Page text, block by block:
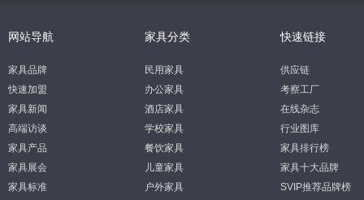
网站导航
家具品牌
快速加盟
家具新闻
高端访谈
家具产品
家具展会
家具标准
家具分类
民用家具
办公家具
酒店家具
学校家具
餐饮家具
儿童家具
户外家具
快速链接
供应链
考察工厂
在线杂志
行业图库
家具排行榜
家具十大品牌
SVIP推荐品牌榜